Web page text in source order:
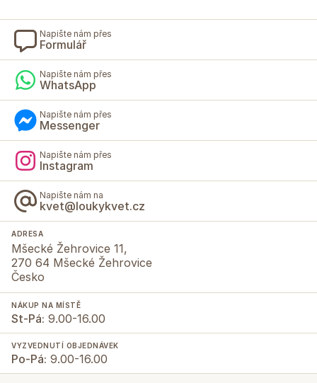
Napište nám přes
Formulář
Napište nám přes
WhatsApp
Napište nám přes
Messenger
Napište nám přes
Instagram
Napište nám na
kvet@loukykvet.cz
ADRESA
Mšecké Žehrovice 11,
270 64 Mšecké Žehrovice
Česko
NÁKUP NA MÍSTĚ
St-Pá: 9.00-16.00
VYZVEDNUTÍ OBJEDNÁVEK
Po-Pá: 9.00-16.00